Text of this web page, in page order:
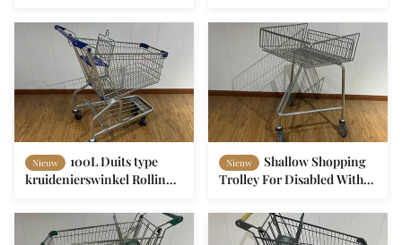
Winkelwagen
Nieuw
100L Duits type
kruidenierswinkel Rolling
Shopping Trolley
Nieuw
Shallow Shopping
Trolley For Disabled With
Along Steel Shopping Cart